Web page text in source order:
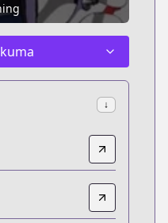
↓
BOY/wind-